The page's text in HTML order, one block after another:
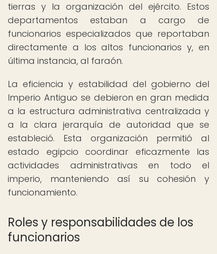
tierras y la organización del ejército. Estos
departamentos estaban a cargo de
funcionarios especializados que reportaban
directamente a los altos funcionarios y, en
última instancia, al faraón.
La eficiencia y estabilidad del gobierno del
Imperio Antiguo se debieron en gran medida
a la estructura administrativa centralizada y
a la clara jerarquía de autoridad que se
estableció. Esta organización permitió al
estado egipcio coordinar eficazmente las
actividades administrativas en todo el
imperio, manteniendo así su cohesión y
funcionamiento.
Roles y responsabilidades de los
funcionarios